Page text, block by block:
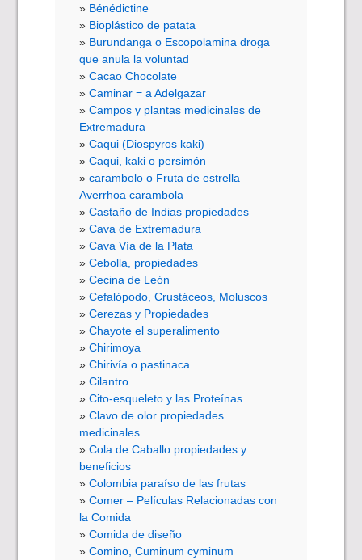
Bénédictine
Bioplástico de patata
Burundanga o Escopolamina droga
que anula la voluntad
Cacao Chocolate
Caminar = a Adelgazar
Campos y plantas medicinales de
Extremadura
Caqui (Diospyros kaki)
Caqui, kaki o persimón
carambolo o Fruta de estrella
Averrhoa carambola
Castaño de Indias propiedades
Cava de Extremadura
Cava Vía de la Plata
Cebolla, propiedades
Cecina de León
Cefalópodo, Crustáceos, Moluscos
Cerezas y Propiedades
Chayote el superalimento
Chirimoya
Chirivía o pastinaca
Cilantro
Cito-esqueleto y las Proteínas
Clavo de olor propiedades
medicinales
Cola de Caballo propiedades y
beneficios
Colombia paraíso de las frutas
Comer – Películas Relacionadas con
la Comida
Comida de diseño
Comino, Cuminum cyminum